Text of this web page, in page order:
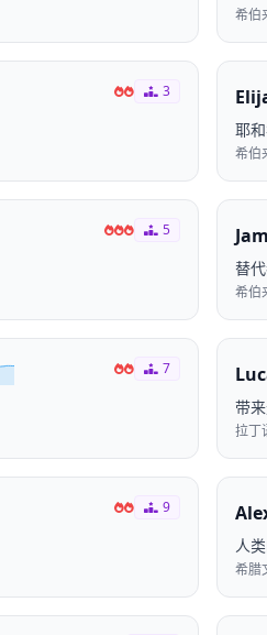
希伯
3
耶
希伯
5
替
希伯
7
带
拉丁
9
人
希腊